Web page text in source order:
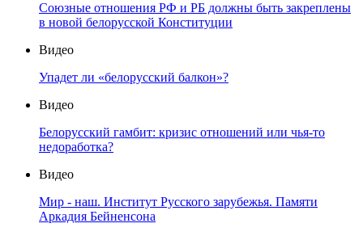
Союзные отношения РФ и РБ должны быть закреплены
в новой белорусской Конституции
Видео
Упадет ли «белорусский балкон»?
Видео
Белорусский гамбит: кризис отношений или чья-то
недоработка?
Видео
Мир - наш. Институт Русского зарубежья. Памяти
Аркадия Бейненсона